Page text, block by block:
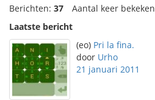
Berichten: 37 Aantal keer bekeken
Laatste bericht
(eo) Pri la fina.
door Urho
21 januari 2011